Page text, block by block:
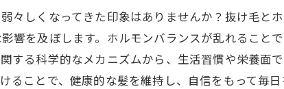
々しくなってきた印象はありませんか？抜け毛と
響を及ぼします。ホルモンバランスが乱れること
する科学的なメカニズムから、生活習慣や栄養面
ことで、健康的な髪を維持し、自信をもって毎